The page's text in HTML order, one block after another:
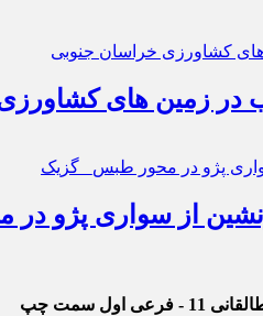
در زمین های
از سواری پژو
اول سمت چپ